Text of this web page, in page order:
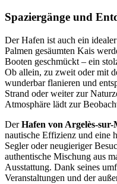
Spaziergänge und
Der Hafen ist auch ein
Palmen gesäumten Kais
Booten geschmückt – ein
Ob allein, zu zweit oder mit
wunderbar flanieren und
Strand oder weiter zur
Atmosphäre lädt zur
DerHafen von Argelès-sur-
nautische Effizienz und eine
Segler oder neugieriger
authentische Mischung aus
Ausstattung. Dank seines
Veranstaltungen und der